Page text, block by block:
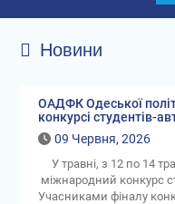
Новини
ОАДФК Одеської
конкурсі студентів-
09 Червня, 2026
У травні, з 12 по 14
міжнародний конкурс
Учасниками фіналу